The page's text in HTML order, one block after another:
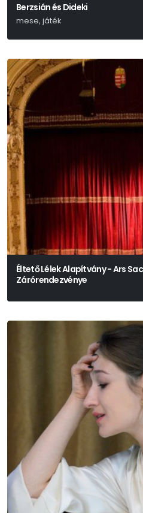
Berzsián és Dideki
mese, játék
Éltető Lélek Alapítvány - Ars
Zárórendezvénye